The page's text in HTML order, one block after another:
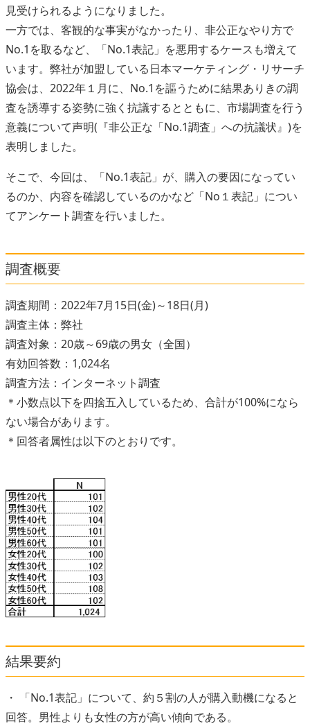
見受けられるようになりました。
一方では、客観的な事実がなかったり、非公正なやり方で
No.1を取るなど、「No.1表記」を悪用するケースも増えて
います。弊社が加盟している日本マーケティング・リサーチ
協会は、2022年１月に、No.1を謳うために結果ありきの調
査を誘導する姿勢に強く抗議するとともに、市場調査を行う
意義について声明(『非公正な「No.1調査」への抗議状』)を
表明しました。
そこで、今回は、「No.1表記」が、購入の要因になってい
るのか、内容を確認しているのかなど「No１表記」につい
てアンケート調査を行いました。
調査概要
調査期間：2022年7月15日(金)～18日(月)
調査主体：弊社
調査対象：20歳～69歳の男女（全国）
有効回答数：1,024名
調査方法：インターネット調査
＊小数点以下を四捨五入しているため、合計が100%になら
ない場合があります。
＊回答者属性は以下のとおりです。
結果要約
・ 「No.1表記」について、約５割の人が購入動機になると
回答。男性よりも女性の方が高い傾向である。